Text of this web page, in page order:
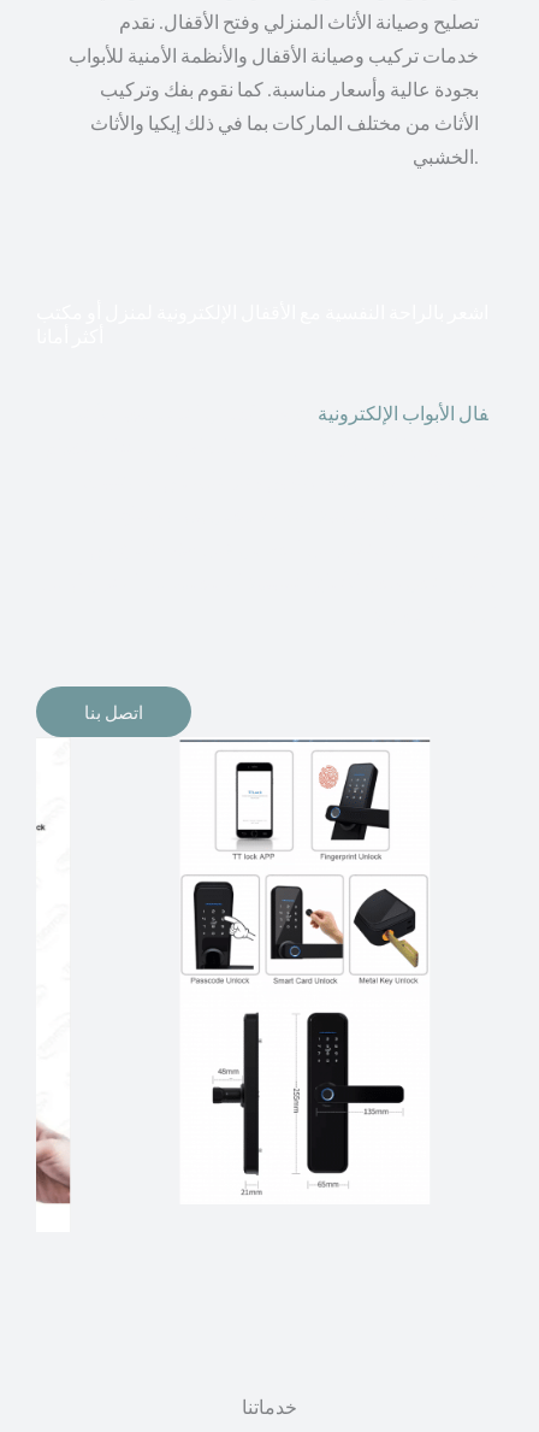
تصليح وصيانة الأثاث المنزلي وفتح الأقفال. نقدم
خدمات تركيب وصيانة الأقفال والأنظمة الأمنية للأبواب
بجودة عالية وأسعار مناسبة. كما نقوم بفك وتركيب
الأثاث من مختلف الماركات بما في ذلك إيكيا والأثاث
الخشبي.
فال الأبواب الإلكترونية
اتصل بنا
خدماتنا